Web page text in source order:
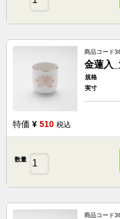
商品コード
金蓮入
規格
実寸
特価 ¥ 510 税込
数量
商品コード